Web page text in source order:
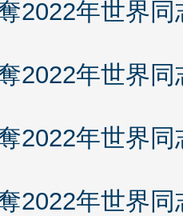
2022年世界
2022年世界
2022年世界
2022年世界